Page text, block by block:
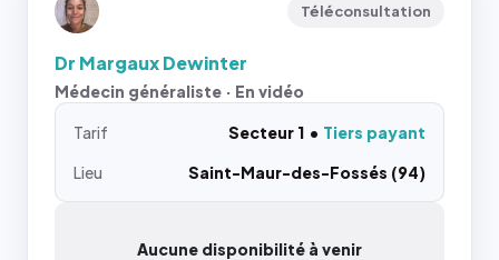
Téléconsultation
Dr Margaux Dewinter
Médecin généraliste · En vidéo
Tarif Secteur 1
Tiers payant
Lieu
Saint-Maur-des-Fossés (94)
Aucune disponibilité à venir